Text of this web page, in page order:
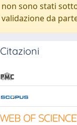
non sono stati
validazione da
Citazioni